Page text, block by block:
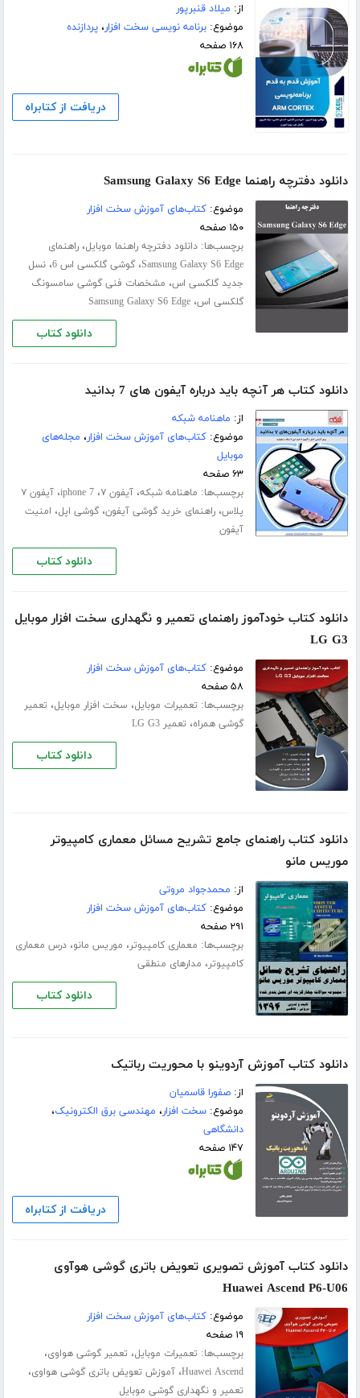
از: میلاد قنبرپور
موضوع:برنامه نویسی سخت افزار،پردازنده
۱۶۸ صفحه
دریافت از کتابراه
دانلود دفترچه راهنما Samsung Galaxy S6 Edge
موضوع:کتاب‌های آموزش سخت افزار
۱۵۰ صفحه
برچسب‌ها:دانلود دفترچه راهنما موبایل،راهنمای
Samsung Galaxy S6 Edge،گوشی گلکسی اس 6 ،نسل
جدید گلکسی اس، مشخصات فنی گوشی سامسونگ
گلکسی اس،Samsung Galaxy S6 Edge
دانلود کتاب
دانلود کتاب هر آنچه باید درباره آیفون های 7 بدانید
از: ماهنامه شبکه
موضوع:کتاب‌های آموزش سخت افزار، مجله‌های
موبایل
۶۳ صفحه
برچسب‌ها: ماهنامه شبکه،آیفون ۷ ،iphone 7،
آیفون ۷
پلاس،راهنمای خرید گوشی آیفون،گوشی اپل، امنیت
آیفون
دانلود کتاب
دانلود کتاب خودآموز راهنمای تعمیر و نگهداری سخت افزار موبایل
LG G3
موضوع:کتاب‌های آموزش سخت افزار
۵۸ صفحه
برچسب‌ها: تعمیرات موبایل، سخت افزار موبایل، تعمیر
گوشی همراه، تعمیر LG G3
دانلود کتاب
دانلود کتاب راهنمای جامع تشریح مسائل معماری کامپیوتر
موریس مانو
از: محمدجواد مروتی
موضوع:کتاب‌های آموزش سخت افزار
۲۹۱ صفحه
برچسب‌ها: معماری کامپیوتر، موریس مانو،درس معماری
کامپیوتر، مدارهای منطقی
دانلود کتاب
دانلود کتاب آموزش آردوینو با محوریت رباتیک
از:صفورا قاسمیان
موضوع:سخت افزار، مهندسی برق الکترونیک،
دانشگاهی
۱۴۷ صفحه
دریافت از کتابراه
دانلود کتاب آموزش تصویری تعویض باتری گوشی هوآوی
Huawei Ascend P6-U06
موضوع:کتاب‌های آموزش سخت افزار
۱۹ صفحه
برچسب‌ها: تعمیرات موبایل، تعمیر گوشی هواوی،
Huawei Ascend،آموزش تعویض باتری گوشی هواوی،
تعمیر و نگهداری گوشی موبایل